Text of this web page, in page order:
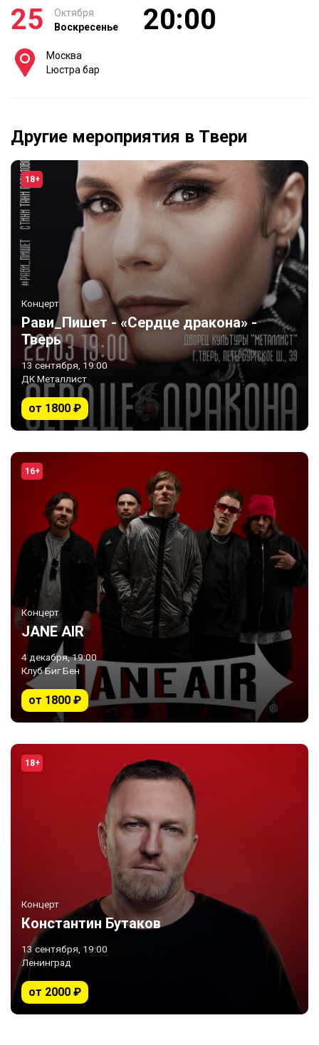
25
Октября
Воскресенье
20:00
Москва
Lюстра бар
Другие мероприятия в Твери
18+
Концерт
Рави_Пишет - «Сердце дракона» -
Тверь
13 сентября, 19:00
ДК Металлист
от 1800 ₽
16+
Концерт
JANE AIR
4 декабря, 19:00
Клуб Биг Бен
от 1800 ₽
18+
Концерт
Константин Бутаков
13 сентября, 19:00
Ленинград
от 2000 ₽